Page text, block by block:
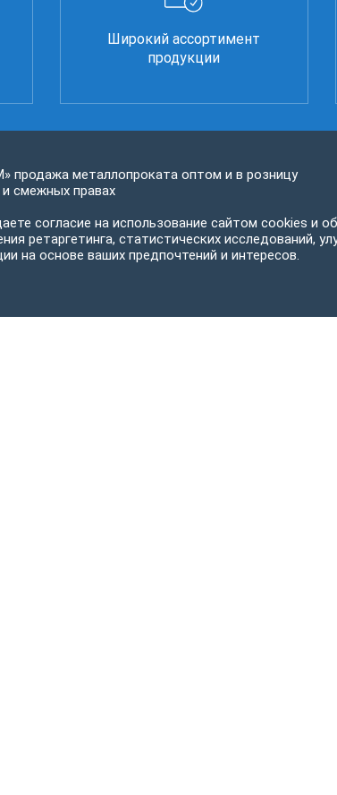
Широкий ассортимент
продукции
продажа металлопроката оптом и в розницу
смежных правах
согласие на использование сайтом cookies и
ретаргетинга, статистических исследований,
на основе ваших предпочтений и интересов.